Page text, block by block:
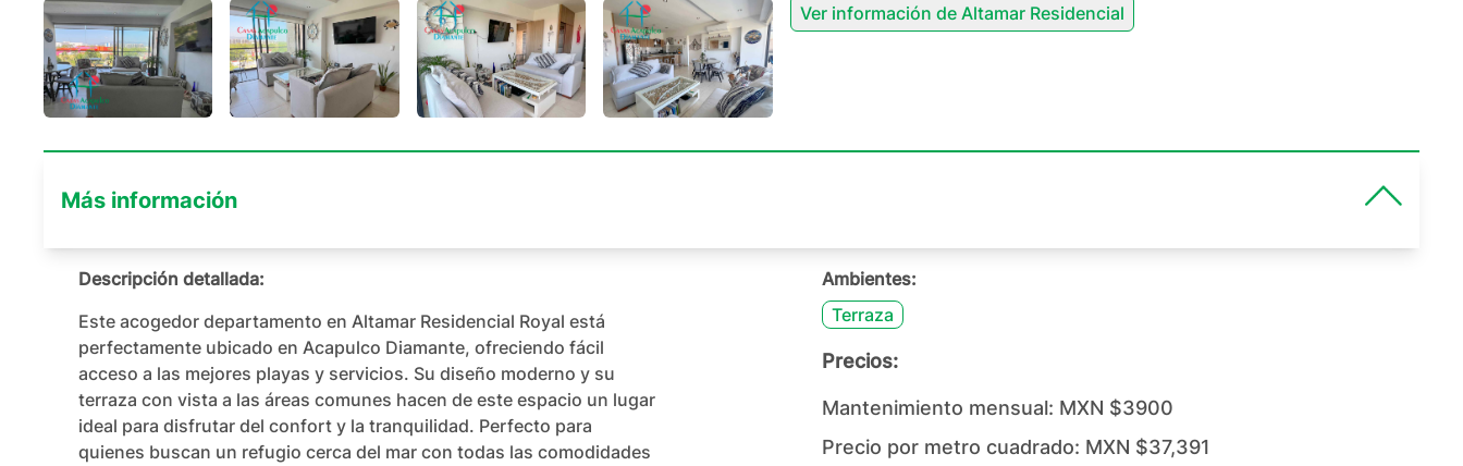
+42
Ver información de Altamar Residencial
Más información
Descripción detallada:
Este acogedor departamento en Altamar Residencial Royal está
perfectamente ubicado en Acapulco Diamante, ofreciendo fácil
acceso a las mejores playas y servicios. Su diseño moderno y su
terraza con vista a las áreas comunes hacen de este espacio un lugar
ideal para disfrutar del confort y la tranquilidad. Perfecto para
quienes buscan un refugio cerca del mar con todas las comodidades
Ambientes:
Terraza
Precios:
Mantenimiento mensual: MXN $3900
Precio por metro cuadrado: MXN $37,391